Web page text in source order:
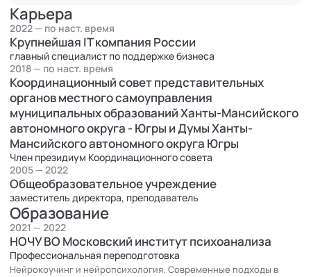
нейрокоучинг". Прошёл международную сертификацию. В
настоящее время продолжаю обучение по направлению
"Трансперсональный коучинг" и "НЛП-практик". В 2021 году в
поисках новых смыслов и компетенций кардинально сменил
сферу деятельности и устроился в одну из крупнейших IT
компаний России на должность главного специалиста по
поддержке бизнеса. Глубоко убеждён, что в каждом человеке
скрыт огромный потенциал возможностей, который с
радостью помогу раскрыть, опираясь на новейшие техники
современной практической психологии и богатый личный
жизненный опыт.
Карьера
Координационный совет представительных
органов местного самоуправления
муниципальных образований Ханты-Мансийского
автономного округа - Югры и Думы Ханты-
Мансийского автономного округа Югры
Член президиум Координационного совета
2018 — по наст. время
Общеобразовательное учреждение
заместитель директора, преподаватель
2005 — 2022
Крупнейшая IT компания России
главный специалист по поддержке бизнеса
2022 — по наст. время
Образование
НОЧУ ВО Московский институт психоанализа
Профессиональная переподготовка
Нейрокоучинг и нейропсихология. Современные подходы в
2021 — 2022